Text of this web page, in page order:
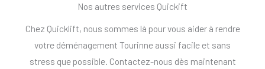
Nos autres services Quickift
Chez Quicklift, nous sommes là pour vous aider à rendre
votre déménagement Tourinne aussi facile et sans
stress que possible. Contactez-nous dès maintenant